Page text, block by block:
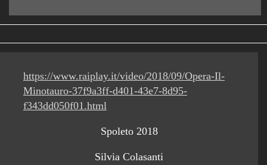
https://www.raiplay.it/video/2018/09/Opera-Il-
Minotauro-37f9a3ff-d401-43e7-8d95-
f343dd050f01.html
Spoleto 2018
Silvia Colasanti